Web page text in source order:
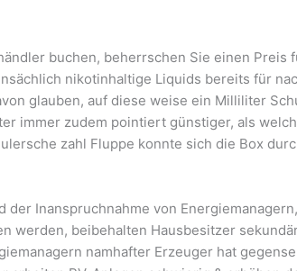
buchen, beherrschen Sie einen
nikotinhaltige Liquids bereits für
glauben, auf diese weise ein Milliliter
immer zudem pointiert günstiger, als
zahl Fluppe konnte sich die Box
der Inanspruchnahme von
werden, beibehalten Hausbesitzer
namhafter Erzeuger hat